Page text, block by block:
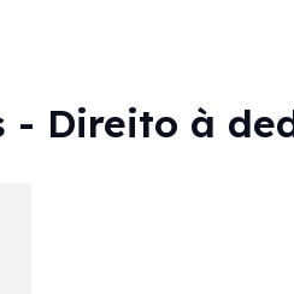
Direito à